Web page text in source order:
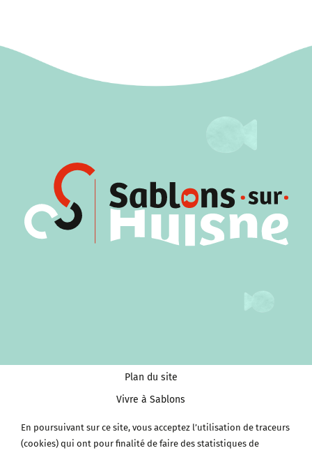
Plan du site
Vivre à Sablons
Tourisme et Culture
Économie et services
En poursuivant sur ce site, vous acceptez l’utilisation de traceurs
(cookies) qui ont pour finalité de faire des statistiques de